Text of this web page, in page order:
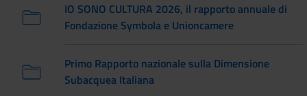
IO SONO CULTURA 2026, il rapporto annuale di
Fondazione Symbola e Unioncamere
Primo Rapporto nazionale sulla Dimensione
Subacquea Italiana